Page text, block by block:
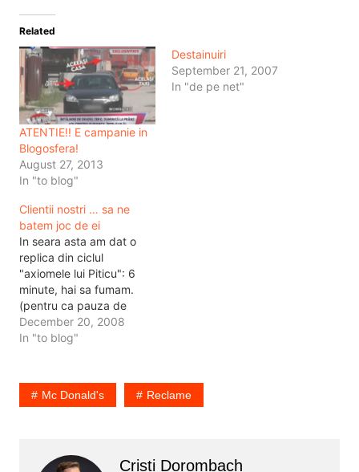
Related
ATENTIE!! E campanie in
Blogosfera!
August 27, 2013
In "to blog"
Destainuiri
September 21, 2007
In "de pe net"
Clientii nostri … sa ne
batem joc de ei
In seara asta am dat o
replica din ciclul
"axiomele lui Piticu": 6
minute, hai sa fumam.
(pentru ca pauza de
publicitate din film avea 6
minute drept urmare timp
decat pauza de
publicitate am reusit sa
December 20, 2008
In "to blog"
Mc Donald's Reclame
Cristi Dorombach